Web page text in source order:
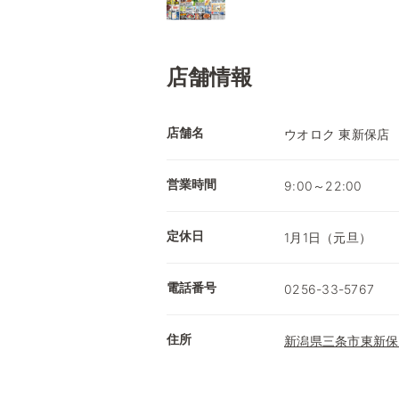
店舗情報
店舗名 ウオロク 東新保店
営業時間 9:00～22:00
定休日 1月1日（元旦）
電話番号 0256-33-5767
住所 新潟県三条市東新